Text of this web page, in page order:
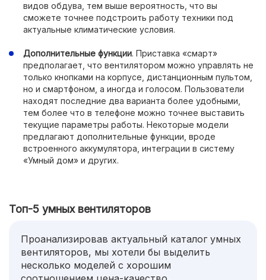
видов обдува, тем выше вероятность, что вы
сможете точнее подстроить работу техники под
актуальные климатические условия.
Дополнительные функции. Приставка «смарт»
предполагает, что вентилятором можно управлять не
только кнопками на корпусе, дистанционным пультом,
но и смартфоном, а иногда и голосом. Пользователи
находят последние два варианта более удобными,
тем более что в телефоне можно точнее выставить
текущие параметры работы. Некоторые модели
предлагают дополнительные функции, вроде
встроенного аккумулятора, интеграции в систему
«Умный дом» и других.
Топ-5 умных вентиляторов
Проанализировав актуальный каталог умных
вентиляторов, мы хотели бы выделить
несколько моделей с хорошим